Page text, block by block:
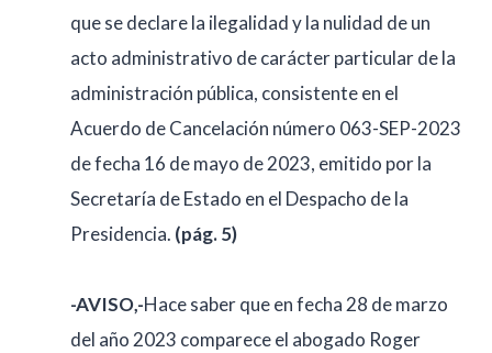
que se declare la ilegalidad y la nulidad de un
acto administrativo de carácter particular de la
administración pública, consistente en el
Acuerdo de Cancelación número 063-SEP-2023
de fecha 16 de mayo de 2023, emitido por la
Secretaría de Estado en el Despacho de la
Presidencia. (pág. 5)
-AVISO,-Hace saber que en fecha 28 de marzo
del año 2023 comparece el abogado Roger